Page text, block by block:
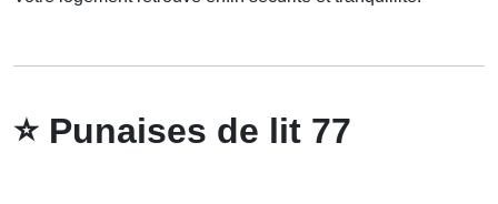
⭐Punaises de lit 77